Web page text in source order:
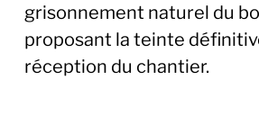
grisonnement naturel du
proposant la teinte
réception du chantier.